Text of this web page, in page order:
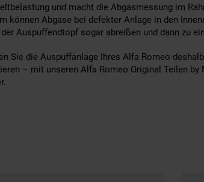
und macht die Abgasmessung im
können Abgase bei defekter Anlage in den
der Auspuffendtopf sogar abreißen und dann zu
Sie die Auspuffanlage Ihres Alfa Romeo
– mit unseren Alfa Romeo Original Teilen